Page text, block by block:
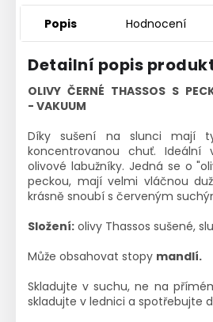
Popis Hodnocení
Detailní popis
OLIVY ČERNÉ THASSOS S
- VAKUUM
Díky sušení na slunci mají
koncentrovanou chuť. Ideální
olivové labužníky. Jedná se o
peckou, mají velmi vláčnou
krásně snoubí s červeným
Složení: olivy Thassos sušené,
Může obsahovat stopy mandlí.
Skladujte v suchu, ne na
skladujte v lednici a spotřebujte